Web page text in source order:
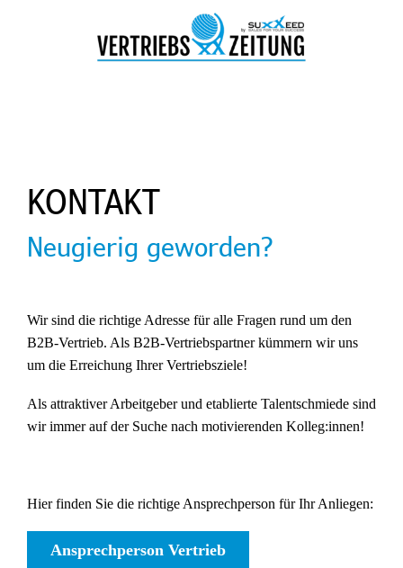
KONTAKT
Neugierig geworden?
Wir sind die richtige Adresse für alle Fragen rund um den
B2B-Vertrieb. Als B2B-Vertriebspartnerkümmern wir uns
um die Erreichung Ihrer Vertriebsziele!
Als attraktiver Arbeitgeber und etablierte Talentschmiede sind
wir immer auf der Suche nach motivierenden Kolleg:innen!
Hier finden Sie die richtige Ansprechperson für Ihr Anliegen:
Ansprechperson Vertrieb